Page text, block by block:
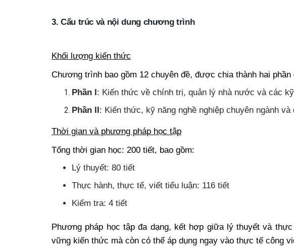
3. Cấu trúc và nội dung chương trình
Khối lượng kiến thức
Chương trình bao gồm 12 chuyên đề, được chia thành hai phần
Phần I: Kiến thức về chính trị, quản lý nhà nước và các
Phần II: Kiến thức, kỹ năng nghề nghiệp chuyên ngành
Thời gian và phương pháp học tập
Tổng thời gian học: 200 tiết, bao gồm:
Lý thuyết: 80 tiết
Thực hành, thực tế, viết tiểu luận: 116 tiết
Kiểm tra: 4 tiết
Phương pháp học tập đa dạng, kết hợp giữa lý thuyết và
vững kiến thức mà còn có thể áp dụng ngay vào thực tế công